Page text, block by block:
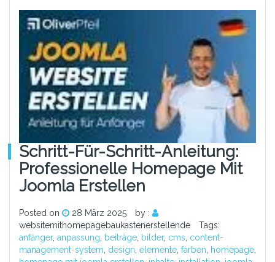
Schritt-Für-Schritt-Anleitung:
Professionelle Homepage Mit
Joomla Erstellen
Posted on 28 März 2025
by :
websitemithomepagebaukastenerstellende
Tags:
anfänger, anpassung beiträge bilder, cms content-
management-system design elemente farben homepage